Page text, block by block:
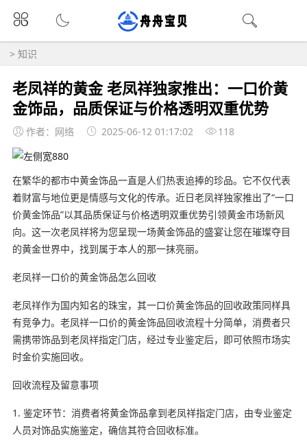
> 知识
老凤祥的黄金 老凤祥独家推出：一口价黄
金饰品，品质保证与价格透明双重优势
作者：网络 2025-06-12 01:17:02 118
在繁华的都市中黄金饰品一直是人们热衷追捧的珍品。它不仅代表
着财富与地位更是情感与文化的传承。近日老凤祥独家推出了“一口
价黄金饰品”以其品质保证与价格透明双重优势引领黄金市场新风
向。这一次老凤祥将为您呈现一场黄金饰品的盛宴让您在璀璨夺目
的黄金世界中，找到属于本人的那一抹亮丽。
老凤祥一口价的黄金饰品怎么回收
老凤祥作为国内知名的珠宝，其一口价黄金饰品的回收政策同样具
有竞争力。老凤祥一口价的黄金饰品回收流程十分简单，消费者只
需携带饰品到老凤祥指定门店，经过专业鉴定后，即可依照市场实
时金价实施回收。
回收流程及留意事项
1. 鉴定环节：消费者将黄金饰品拿到老凤祥指定门店，由专业鉴定
人员对饰品实施鉴定，确信其符合回收标准。